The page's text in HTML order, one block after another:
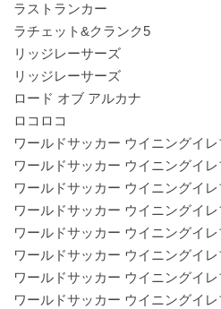
ラストランカー
ラチェット&クランク5
リッジレーサーズ
リッジレーサーズ
ロード オブ アルカナ
ロコロコ
ワールドサッカー ウイニングイ
ワールドサッカー ウイニングイ
ワールドサッカー ウイニングイ
ワールドサッカー ウイニングイ
ワールドサッカー ウイニングイ
ワールドサッカー ウイニングイ
ワールドサッカー ウイニングイ
ワールドサッカー ウイニングイ